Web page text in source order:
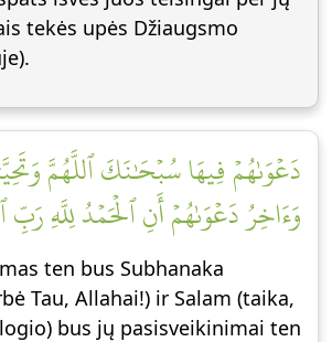
tekės upės Džiaugsmo
دَعۡوَىٰهُمۡ فِيهَا سُبۡحَٰنَكَ ٱللَّهُمَّ
وَءَاخِرُ دَعۡوَىٰهُمۡ أَنِ ٱلۡحَمۡدُ لِلَّهِ رَبِّ
ten bus Subhanaka
Tau, Allahai!) ir Salam (taika,
bus jų pasisveikinimai ten